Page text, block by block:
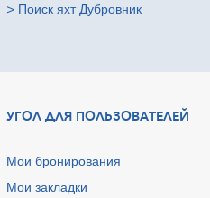
> Поиск яхт Дубровник
УГОЛ ДЛЯ ПОЛЬЗОВАТЕЛЕЙ
Мои бронирования
Мои закладки